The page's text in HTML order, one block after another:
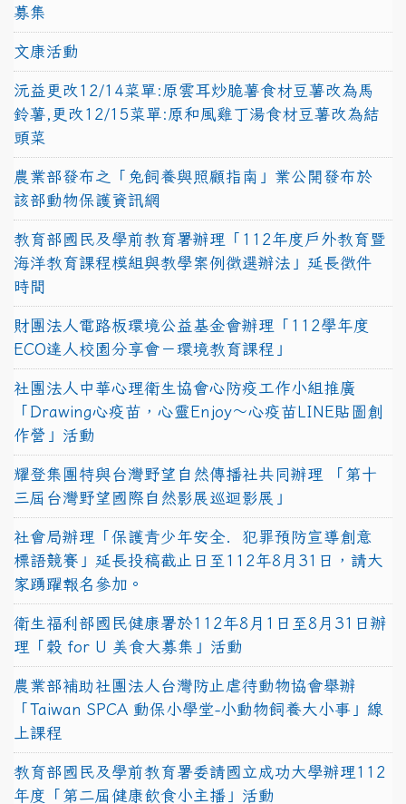
募集
文康活動
沅益更改12/14菜單:原雲耳炒脆薯食材豆薯改為馬
鈴薯,更改12/15菜單:原和風雞丁湯食材豆薯改為結
頭菜
農業部發布之「兔飼養與照顧指南」業公開發布於
該部動物保護資訊網
教育部國民及學前教育署辦理「112年度戶外教育暨
海洋教育課程模組與教學案例徵選辦法」延長徵件
時間
財團法人電路板環境公益基金會辦理「112學年度
ECO達人校園分享會－環境教育課程」
社團法人中華心理衛生協會心防疫工作小組推廣
「Drawing心疫苗，心靈Enjoy〜心疫苗LINE貼圖創
作營」活動
耀登集團特與台灣野望自然傳播社共同辦理 「第十
三屆台灣野望國際自然影展巡迴影展」
社會局辦理「保護青少年安全．犯罪預防宣導創意
標語競賽」延長投稿截止日至112年8月31日，請大
家踴躍報名參加。
衛生福利部國民健康署於112年8月1日至8月31日辦
理「穀 for U 美食大募集」活動
農業部補助社團法人台灣防止虐待動物協會舉辦
「Taiwan SPCA 動保小學堂-小動物飼養大小事」線
上課程
教育部國民及學前教育署委請國立成功大學辦理112
年度「第二屆健康飲食小主播」活動